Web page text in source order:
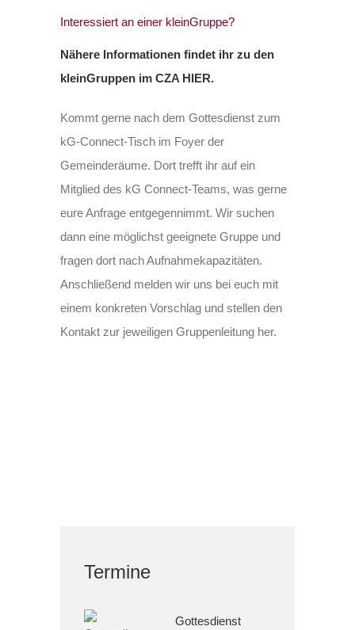
Interessiert an einer kleinGruppe?
Nähere Informationen findet ihr zu den
kleinGruppen im CZA HIER.
Kommt gerne nach dem Gottesdienst zum
kG-Connect-Tisch im Foyer der
Gemeinderäume. Dort trefft ihr auf ein
Mitglied des kG Connect-Teams, was gerne
eure Anfrage entgegennimmt. Wir suchen
dann eine möglichst geeignete Gruppe und
fragen dort nach Aufnahmekapazitäten.
Anschließend melden wir uns bei euch mit
einem konkreten Vorschlag und stellen den
Kontakt zur jeweiligen Gruppenleitung her.
Termine
Gottesdienst